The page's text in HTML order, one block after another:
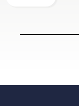
Schnitzer